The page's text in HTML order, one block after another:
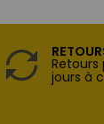
Retours
jours à